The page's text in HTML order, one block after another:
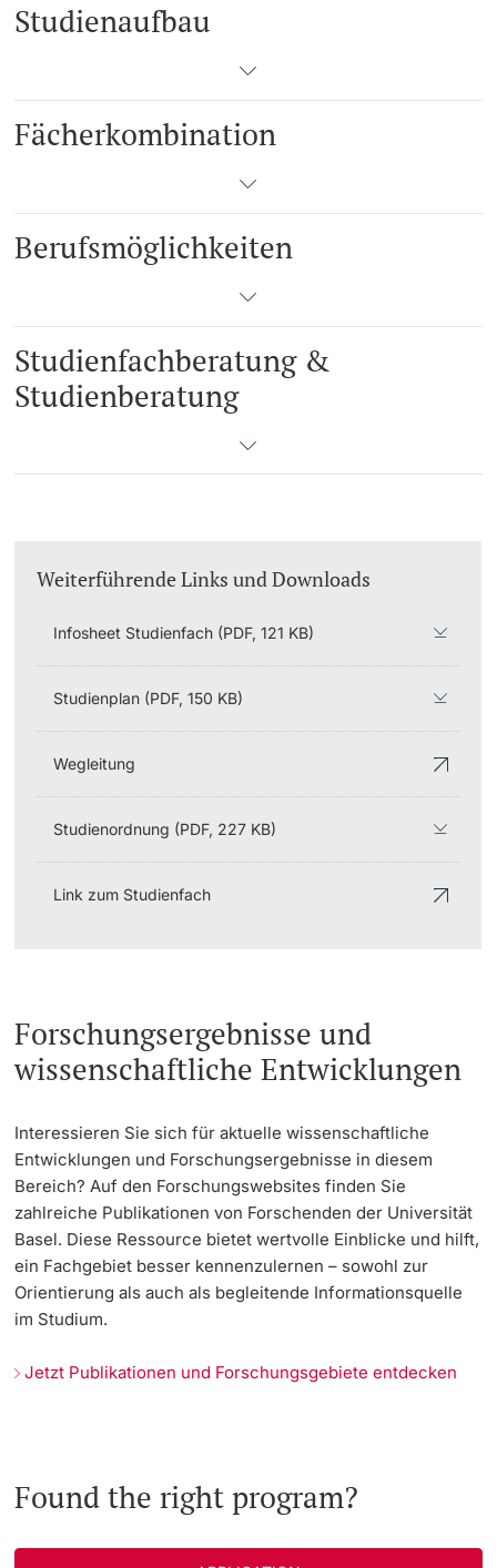
Studienaufbau
Fächerkombination
Berufsmöglichkeiten
Studienfachberatung &
Studienberatung
Weiterführende Links und Downloads
Infosheet Studienfach (PDF, 121 KB)
Studienplan (PDF, 150 KB)
Wegleitung
Studienordnung (PDF, 227 KB)
Link zum Studienfach
Forschungsergebnisse und
wissenschaftliche Entwicklungen
Interessieren Sie sich für aktuelle wissenschaftliche
Entwicklungen und Forschungsergebnisse in diesem
Bereich? Auf den Forschungswebsites finden Sie
zahlreiche Publikationen von Forschenden der Universität
Basel. Diese Ressource bietet wertvolle Einblicke und hilft,
ein Fachgebiet besser kennenzulernen – sowohl zur
Orientierung als auch als begleitende Informationsquelle
im Studium.
Jetzt Publikationen und Forschungsgebiete entdecken
Found the right program?